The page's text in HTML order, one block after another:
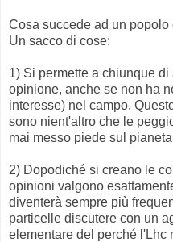
Cosa succede ad un
Un sacco di cose:
1) Si permette a chiunque
opinione, anche se non ha
interesse) nel campo.
sono nient'altro che le
mai messo piede sul
2) Dopodiché si creano le
opinioni valgono
diventerà sempre più
particelle discutere con un
elementare del perché l'Lhc